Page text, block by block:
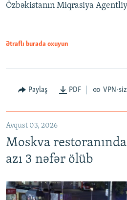
Özbəkistanın Miqrasiya
Ətraflı burada oxuyun
Paylaş PDF VPN-
Avqust 03, 2026
Moskva
azı 3 nəfər ölüb